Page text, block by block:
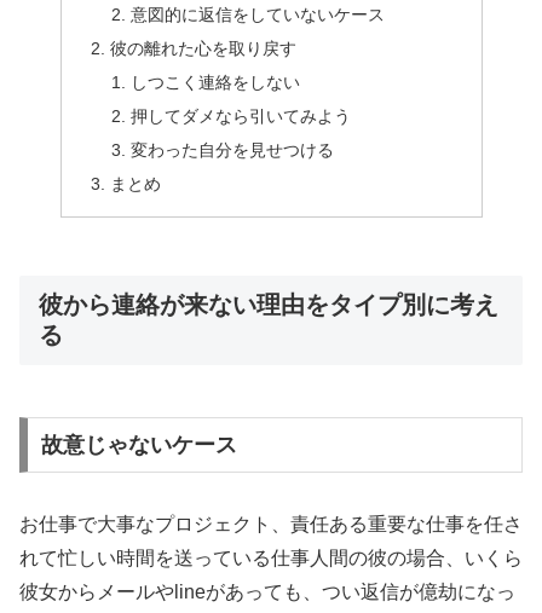
意図的に返信をしていないケース
彼の離れた心を取り戻す
しつこく連絡をしない
押してダメなら引いてみよう
変わった自分を見せつける
まとめ
彼から連絡が来ない理由をタイプ別に考え
る
故意じゃないケース
お仕事で大事なプロジェクト、責任ある重要な仕事を任さ
れて忙しい時間を送っている仕事人間の彼の場合、いくら
彼女からメールやlineがあっても、つい返信が億劫になっ